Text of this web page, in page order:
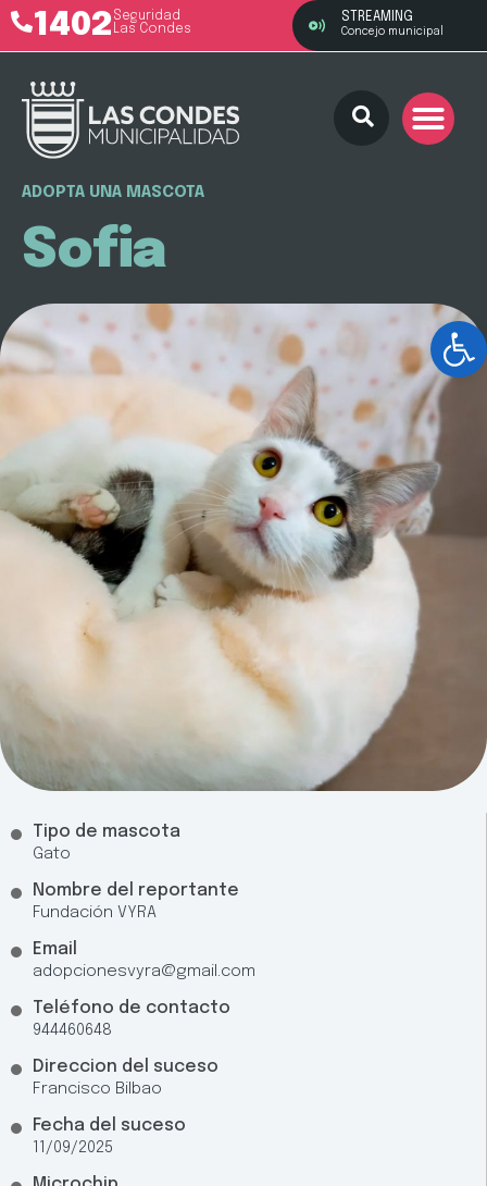
1402 Seguridad
Las Condes
STREAMING
Concejo municipal
ADOPTA UNA MASCOTA
Sofia
Tipo de mascota
Gato
Nombre del reportante
Fundación VYRA
Email
adopcionesvyra@gmail.com
Teléfono de contacto
944460648
Direccion del suceso
Francisco Bilbao
Fecha del suceso
11/09/2025